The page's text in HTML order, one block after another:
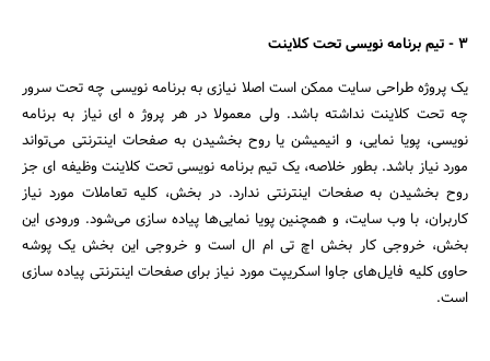
3 - تیم برنامه نویسی تحت کلاینت
یک پروژه طراحی سایت ممکن است اصلا نیازی به برنامه نویسی چه تحت سرور
چه تحت کلاینت نداشته باشد. ولی معمولا در هر پروژ ه ای نیاز به برنامه
نویسی، پویا نمایی، و انیمیشن یا روح بخشیدن به صفحات اینترنتی می‌تواند
مورد نیاز باشد. بطور خلاصه، یک تیم برنامه نویسی تحت کلاینت وظیفه ای جز
روح بخشیدن به صفحات اینترنتی ندارد. در بخش، کلیه تعاملات مورد نیاز
کاربران، با وب سایت، و همچنین پویا نمایی‌ها پیاده سازی می‌شود. ورودی این
بخش، خروجی کار بخش اچ تی ام ال است و خروجی این بخش یک پوشه
حاوی کلیه فایل‌های جاوا اسکریپت مورد نیاز برای صفحات اینترنتی پیاده سازی
است.